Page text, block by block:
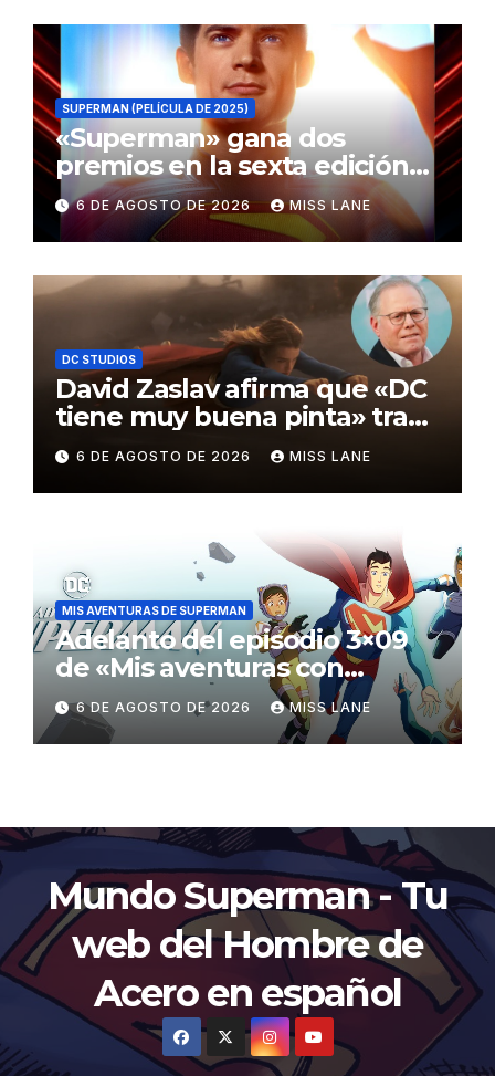
SUPERMAN (PELÍCULA DE 2025)
«Superman» gana dos
premios en la sexta edición
de los Critics Choice Super
Awards
6 DE AGOSTO DE 2026 MISS LANE
DC STUDIOS
David Zaslav afirma que «DC
tiene muy buena pinta» tras
el fracaso de «Supergirl»
6 DE AGOSTO DE 2026 MISS LANE
MIS AVENTURAS DE SUPERMAN
Adelanto del episodio 3×09
de «Mis aventuras con
Superman»
6 DE AGOSTO DE 2026 MISS LANE
Mundo Superman - Tu
web del Hombre de
Acero en español